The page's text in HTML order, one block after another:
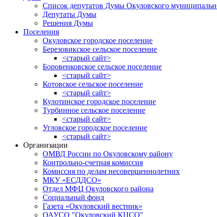
Список депутатов Думы Окуловского
Депутаты Думы
Решения Думы
Поселения
Окуловское городское поселение
Березовикское сельское поселение
<старый сайт>
Боровенковское сельское поселение
<старый сайт>
Котовское сельское поселение
<старый сайт>
Кулотинское городское поселение
Турбинное сельское поселение
<старый сайт>
Угловское городское поселение
<старый сайт>
Организации
ОМВД России по Окуловскому району
Контрольно-счетная комиссия
Комиссия по делам несовершеннолетних
МКУ «ЕСДДСО»
Отдел МФЦ Окуловского района
Социальный фонд
Газета «Окуловский вестник»
ОАУСО "Окуловский КЦСО"